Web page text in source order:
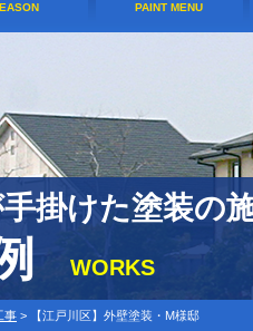
掛けた塗装の
WORKS
事 > 【江戸川区】外壁塗装・M様邸